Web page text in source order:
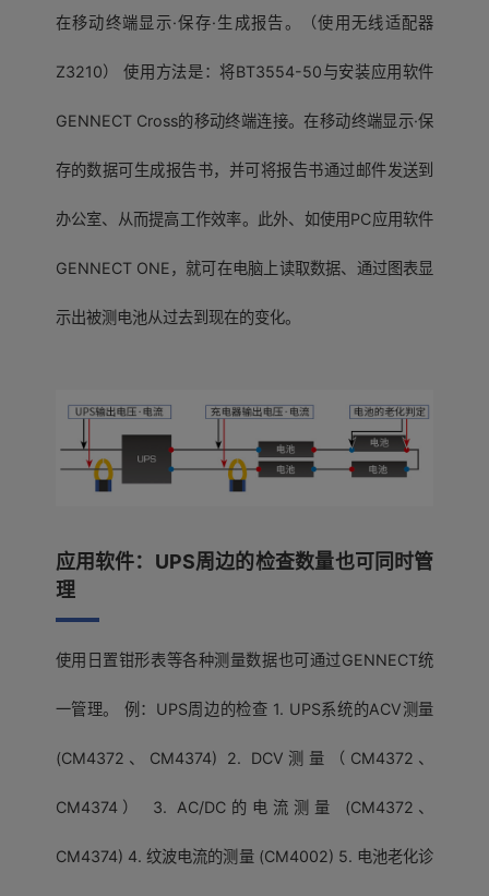
在移动终端显示·保存·生成报告。（使用无线适配器
Z3210） 使用方法是：将BT3554-50与安装应用软件
GENNECT Cross的移动终端连接。在移动终端显示·保
存的数据可生成报告书，并可将报告书通过邮件发送到
办公室、从而提高工作效率。此外、如使用PC应用软件
GENNECT ONE，就可在电脑上读取数据、通过图表显
示出被测电池从过去到现在的变化。
应用软件：UPS周边的检查数量也可同时管
理
使用日置钳形表等各种测量数据也可通过GENNECT统
一管理。 例：UPS周边的检查 1. UPS系统的ACV测量
(CM4372、CM4374) 2. DCV测量（CM4372、
CM4374） 3. AC/DC的电流测量 (CM4372、
CM4374) 4. 纹波电流的测量 (CM4002) 5. 电池老化诊